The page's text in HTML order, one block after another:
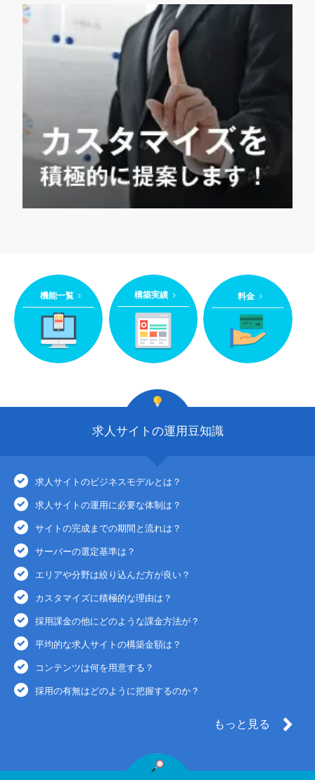
機能一覧 構築実績 料金
求人サイトの運用豆知識
求人サイトのビジネスモデルとは？
求人サイトの運用に必要な体制は？
サイトの完成までの期間と流れは？
サーバーの選定基準は？
エリアや分野は絞り込んだ方が良い？
カスタマイズに積極的な理由は？
採用課金の他にどのような課金方法が？
平均的な求人サイトの構築金額は？
コンテンツは何を用意する？
採用の有無はどのように把握するのか？
もっと見る